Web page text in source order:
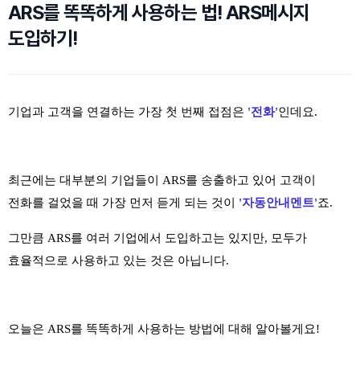
ARS를 똑똑하게 사용하는 법! ARS메시지
도입하기!
기업과 고객을 연결하는 가장 첫 번째 접점은 '전화'인데요.
최근에는 대부분의 기업들이 ARS를 송출하고 있어 고객이
전화를 걸었을 때 가장 먼저 듣게 되는 것이 '자동안내멘트'죠.
그만큼 ARS를 여러 기업에서 도입하고는 있지만, 모두가
효율적으로 사용하고 있는 것은 아닙니다.
오늘은 ARS를 똑똑하게 사용하는 방법에 대해 알아볼게요!